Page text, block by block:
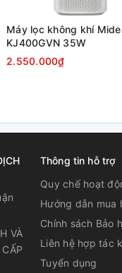
tiến, bảo vệ
Máy lọc không khí
KJ400GVN 35W
2.550.000₫
VÀ
Thông tin hỗ trợ
Quy chế hoạt
Hướng dẫn mua
Chính sách Bảo
Liên hệ hợp tác
Tuyển dụng